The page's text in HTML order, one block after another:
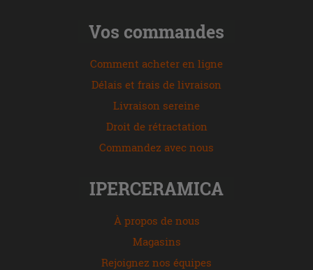
Vos commandes
Comment acheter en ligne
Délais et frais de livraison
Livraison sereine
Droit de rétractation
Commandez avec nous
IPERCERAMICA
À propos de nous
Magasins
Rejoignez nos équipes